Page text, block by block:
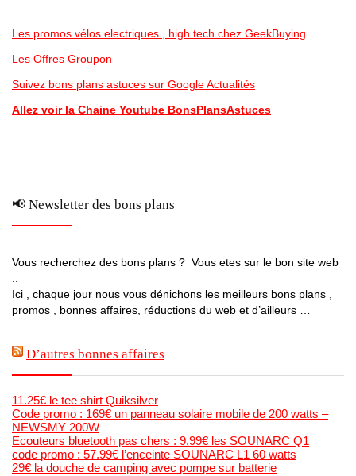
Les promos vélos electriques , high tech chez GeekBuying
Les Offres Groupon
Suivez bons plans astuces sur Google Actualités
Allez voir la Chaine Youtube BonsPlansAstuces
📢 Newsletter des bons plans
Vous recherchez des bons plans ? Vous etes sur le bon site web
..
Ici , chaque jour nous vous dénichons les meilleurs bons plans ,
promos , bonnes affaires, réductions du web et d’ailleurs …
D’autres bonnes affaires
11.25€ le tee shirt Quiksilver
Code promo : 169€ un panneau solaire mobile de 200 watts –
NEWSMY 200W
Ecouteurs bluetooth pas chers : 9.99€ les SOUNARC Q1
code promo : 57.99€ l’enceinte SOUNARC L1 60 watts
29€ la douche de camping avec pompe sur batterie